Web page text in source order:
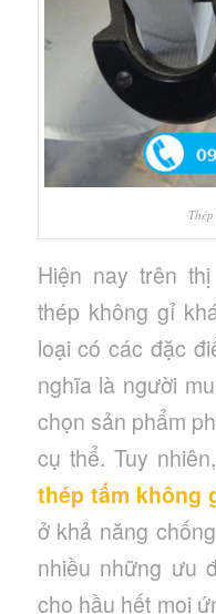
Hiện nay trên
thép không gỉ
loại có các đặc
nghĩa là người
chọn sản phẩm
cụ thể. Tuy
thép tấm không
ở khả năng
nhiều những ưu
cho hầu hết mọi